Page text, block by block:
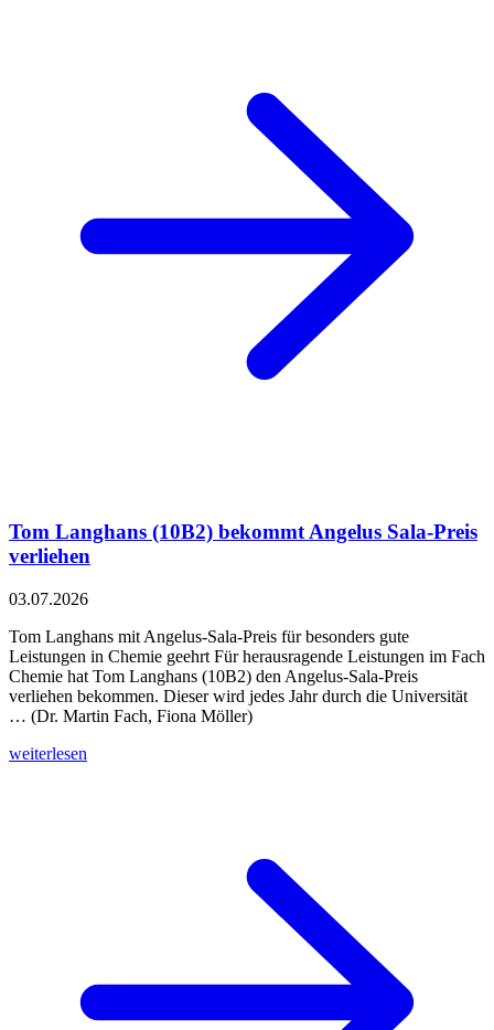
Tom Langhans (10B2) bekommt Angelus Sala-Preis
verliehen
03.07.2026
Tom Langhans mit Angelus-Sala-Preis für besonders gute
Leistungen in Chemie geehrt Für herausragende Leistungen im Fach
Chemie hat Tom Langhans (10B2) den Angelus-Sala-Preis
verliehen bekommen. Dieser wird jedes Jahr durch die Universität
… (Dr. Martin Fach, Fiona Möller)
weiterlesen